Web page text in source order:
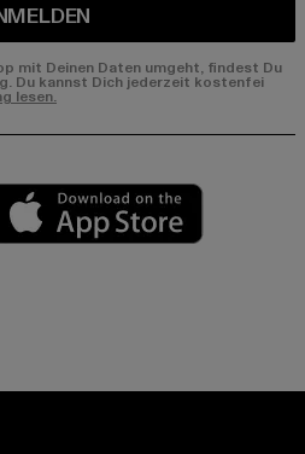
mit Deinen Daten umgeht, findest Du
Du kannst Dich jederzeit kostenfei
lesen.
market